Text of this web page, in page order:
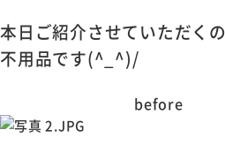
本日ご紹介させていただく
不用品です(^_^)/
before